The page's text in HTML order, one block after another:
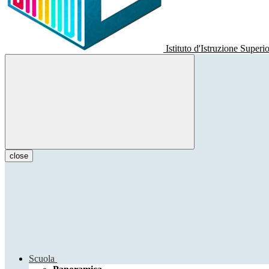
Istituto d'Istruzione
close
Scuola